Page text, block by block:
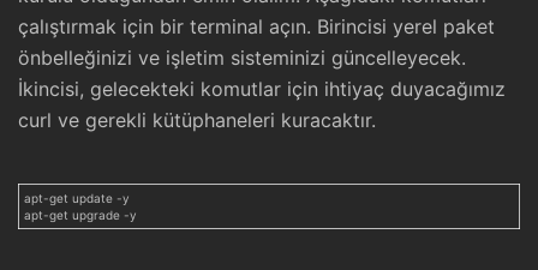
çalıştırmak için bir terminal açın. Birincisi yerel paket
önbelleğinizi ve işletim sisteminizi güncelleyecek.
İkincisi, gelecekteki komutlar için ihtiyaç duyacağımız
curl ve gerekli kütüphaneleri kuracaktır.
apt-get update -y
apt-get upgrade -y